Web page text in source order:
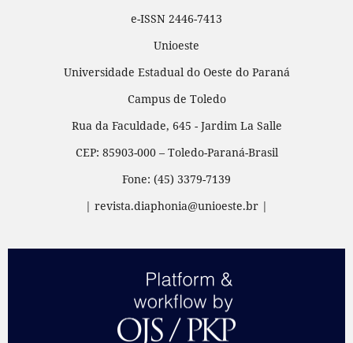
e-ISSN 2446-7413
Unioeste
Universidade Estadual do Oeste do Paraná
Campus de Toledo
Rua da Faculdade, 645 - Jardim La Salle
CEP: 85903-000 – Toledo-Paraná-Brasil
Fone: (45) 3379-7139
| revista.diaphonia@unioeste.br |